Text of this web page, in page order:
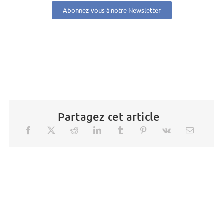
Abonnez-vous à notre Newsletter
Partagez cet article